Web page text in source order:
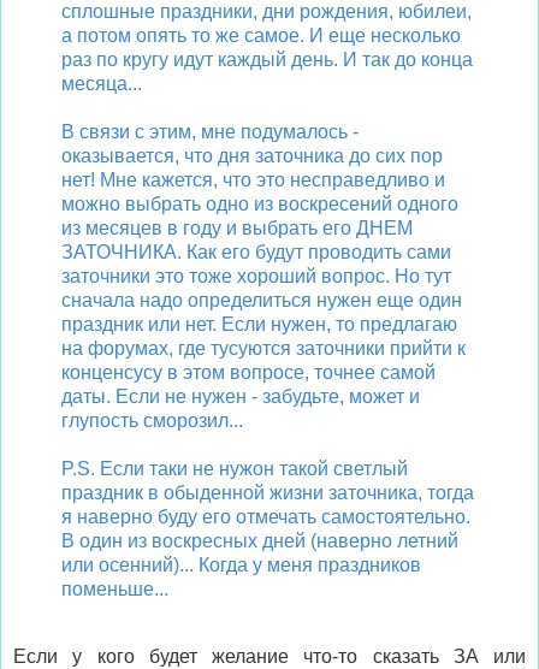
сплошные праздники, дни рождения, юбилеи,
а потом опять то же самое. И еще несколько
раз по кругу идут каждый день. И так до конца
месяца...
В связи с этим, мне подумалось -
оказывается, что дня заточника до сих пор
нет! Мне кажется, что это несправедливо и
можно выбрать одно из воскресений одного
из месяцев в году и выбрать его ДНЕМ
ЗАТОЧНИКА. Как его будут проводить сами
заточники это тоже хороший вопрос. Но тут
сначала надо определиться нужен еще один
праздник или нет. Если нужен, то предлагаю
на форумах, где тусуются заточники прийти к
конценсусу в этом вопросе, точнее самой
даты. Если не нужен - забудьте, может и
глупость сморозил...
P.S. Если таки не нужон такой светлый
праздник в обыденной жизни заточника, тогда
я наверно буду его отмечать самостоятельно.
В один из воскресных дней (наверно летний
или осенний)... Когда у меня праздников
поменьше...
Если у кого будет желание что-то сказать ЗА или